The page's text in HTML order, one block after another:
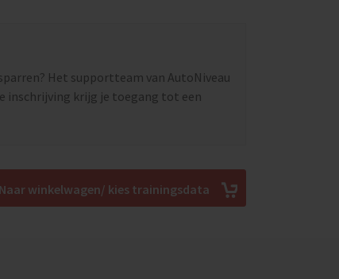
Het supportteam van AutoNiveau
inschrijving krijg je toegang tot een
Naar winkelwagen/ kies trainingsdata